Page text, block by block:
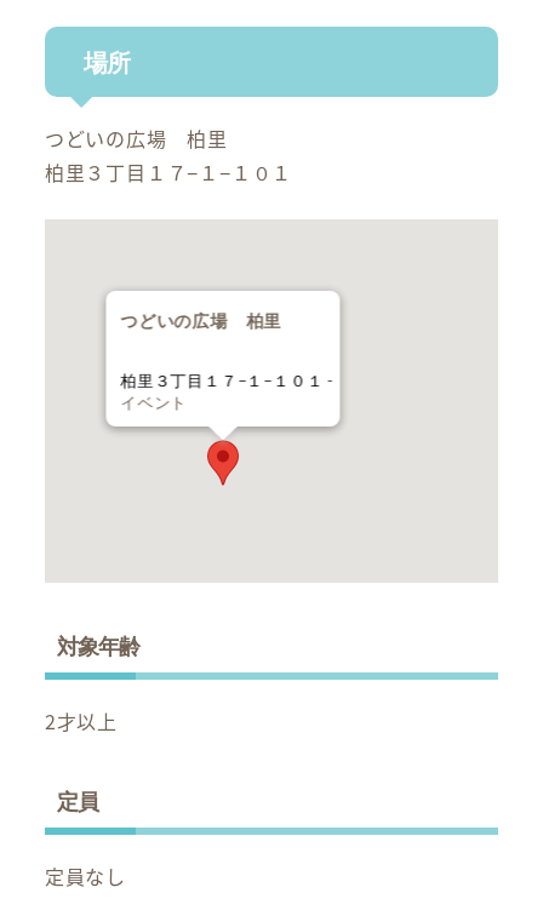
場所
つどいの広場 柏里
柏里３丁目１７−１−１０１
つどいの広場 柏里
柏里３丁目１７−１−１０１ -
イベント
対象年齢
2才以上
定員
定員なし